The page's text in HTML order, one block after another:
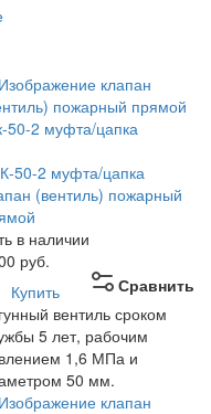
50-2 муфта/цапка
(вентиль) пожарный
в наличии
руб.
Сравнить
Купить
вентиль сроком
5 лет, рабочим
1,6 МПа и
50 мм.